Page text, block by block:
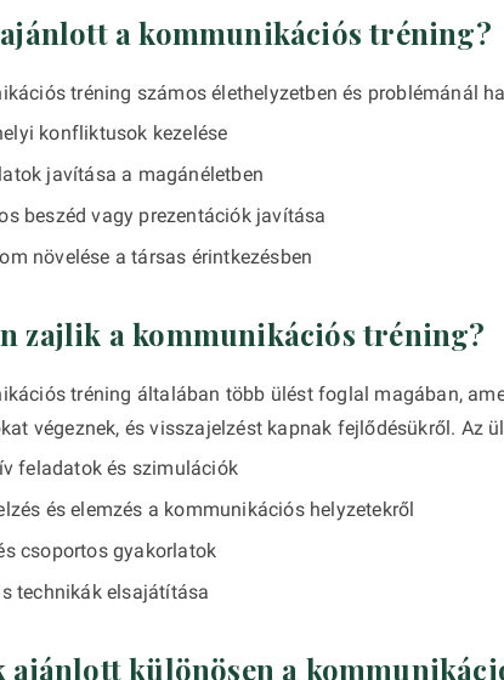
a kommunikációs tréning?
tréning számos élethelyzetben és problémánál
konfliktusok kezelése
javítása a magánéletben
beszéd vagy prezentációk javítása
növelése a társas érintkezésben
zajlik a kommunikációs tréning?
tréning általában több ülést foglal magában,
végeznek, és visszajelzést kapnak fejlődésükről. Az
feladatok és szimulációk
és elemzés a kommunikációs helyzetekről
csoportos gyakorlatok
technikák elsajátítása
ajánlott különösen a